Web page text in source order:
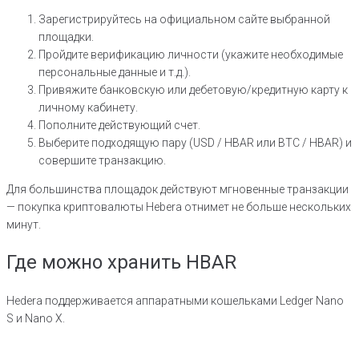
Зарегистрируйтесь на официальном сайте выбранной
площадки.
Пройдите верификацию личности (укажите необходимые
персональные данные и т.д.).
Привяжите банковскую или дебетовую/кредитную карту к
личному кабинету.
Пополните действующий счет.
Выберите подходящую пару (USD / HBAR или BTC / HBAR) и
совершите транзакцию.
Для большинства площадок действуют мгновенные транзакции
— покупка криптовалюты Hebera отнимет не больше нескольких
минут.
Где можно хранить HBAR
Hedera поддерживается аппаратными кошельками Ledger Nano
S и Nano X.